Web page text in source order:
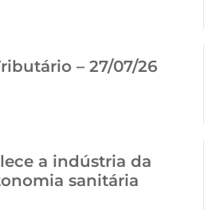
– 27/07/26
a indústria da
sanitária